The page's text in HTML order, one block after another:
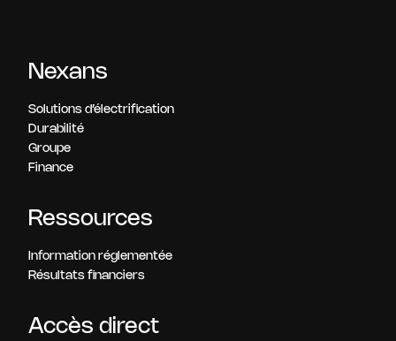
Nexans
Solutions d’électrification
Durabilité
Groupe
Finance
Ressources
Information réglementée
Résultats financiers
Accès direct